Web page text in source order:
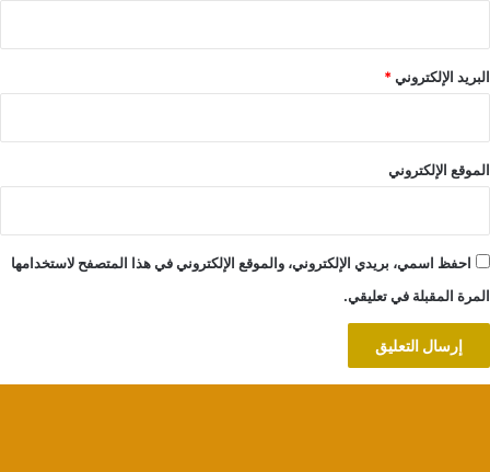
البريد الإلكتروني*
الموقع الإلكتروني
احفظ اسمي، بريدي الإلكتروني، والموقع الإلكتروني في هذا المتصفح لاستخدامها
المرة المقبلة في تعليقي.